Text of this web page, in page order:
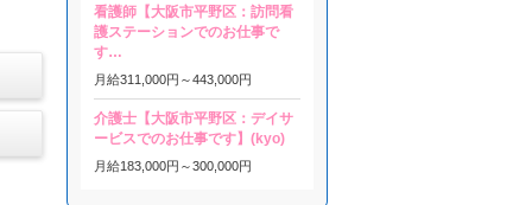
看護師【大阪市平野区：訪問看
護ステーションでのお仕事で
す…
月給311,000円～443,000円
介護士【大阪市平野区：デイサ
ービスでのお仕事です】(kyo)
月給183,000円～300,000円